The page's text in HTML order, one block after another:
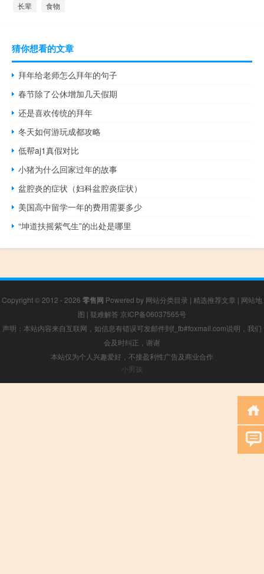
长辈 食物
猜你想看的文章
拜年给老师怎么拜年的句子
春节除了公休增加几天假期
还是喜欢传统的拜年
冬天如何游玩成都攻略
低帮aj1真假对比
小猪为什么回家过年的故事
盆腔炎的症状（妇科盆腔炎症状）
美国高中留学一年的费用需要多少
“坤道扶摇紫气生”的出处是哪里
Copyright © 2012 - 2026 零售网 Powered by 网站分类目录 | 精选推荐文章 | 网站地
图 | 疑难解答 京ICP备06037565号
声明：本站内容来自互联网，如信息有错误可发邮件到f_fb#foxmail.com说明，我们
会及时纠正，谢谢
本站仅为个人兴趣爱好，不接盈利性广告及商业合作
小男孩